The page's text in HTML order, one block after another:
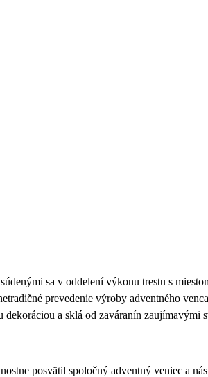
sa v oddelení výkonu trestu s
prevedenie výroby adventného
a sklá od zaváranín zaujímavými
posvätil spoločný adventný veniec a